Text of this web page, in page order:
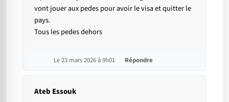
vont jouer aux pedes pour avoir le visa et quitter le
pays.
Tous les pedes dehors
Le 23 mars 2026 à 9h01 Répondre
Ateb Essouk